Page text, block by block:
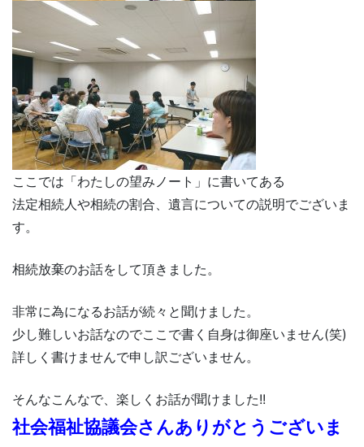
ここでは「わたしの望みノート」に書いてある
法定相続人や相続の割合、遺言についての説明でございま
す。
相続放棄のお話をして頂きました。
非常に為になるお話が続々と聞けました。
少し難しいお話なのでここで書く自身は御座いません(笑)
詳しく書けませんで申し訳ございません。
そんなこんなで、楽しくお話が聞けました!!
社会福祉協議会さんありがとうございま